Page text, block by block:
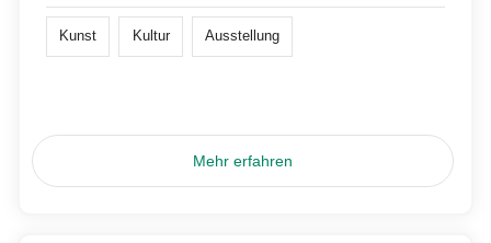
Kunst Kultur Ausstellung
Mehr erfahren